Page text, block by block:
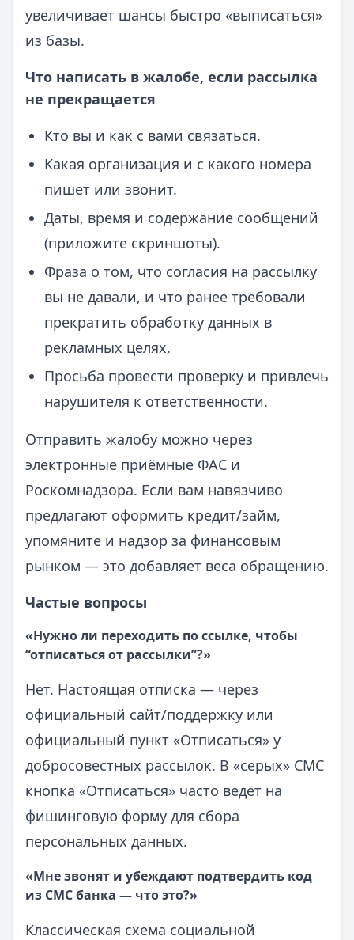
увеличивает шансы быстро «выписаться»
из базы.
Что написать в жалобе, если рассылка
не прекращается
Кто вы и как с вами связаться.
Какая организация и с какого номера
пишет или звонит.
Даты, время и содержание сообщений
(приложите скриншоты).
Фраза о том, что согласия на рассылку
вы не давали, и что ранее требовали
прекратить обработку данных в
рекламных целях.
Просьба провести проверку и привлечь
нарушителя к ответственности.
Отправить жалобу можно через
электронные приёмные ФАС и
Роскомнадзора. Если вам навязчиво
предлагают оформить кредит/займ,
упомяните и надзор за финансовым
рынком — это добавляет веса обращению.
Частые вопросы
«Нужно ли переходить по ссылке, чтобы
“отписаться от рассылки”?»
Нет. Настоящая отписка — через
официальный сайт/поддержку или
официальный пункт «Отписаться» у
добросовестных рассылок. В «серых» СМС
кнопка «Отписаться» часто ведёт на
фишинговую форму для сбора
персональных данных.
«Мне звонят и убеждают подтвердить код
из СМС банка — что это?»
Классическая схема социальной